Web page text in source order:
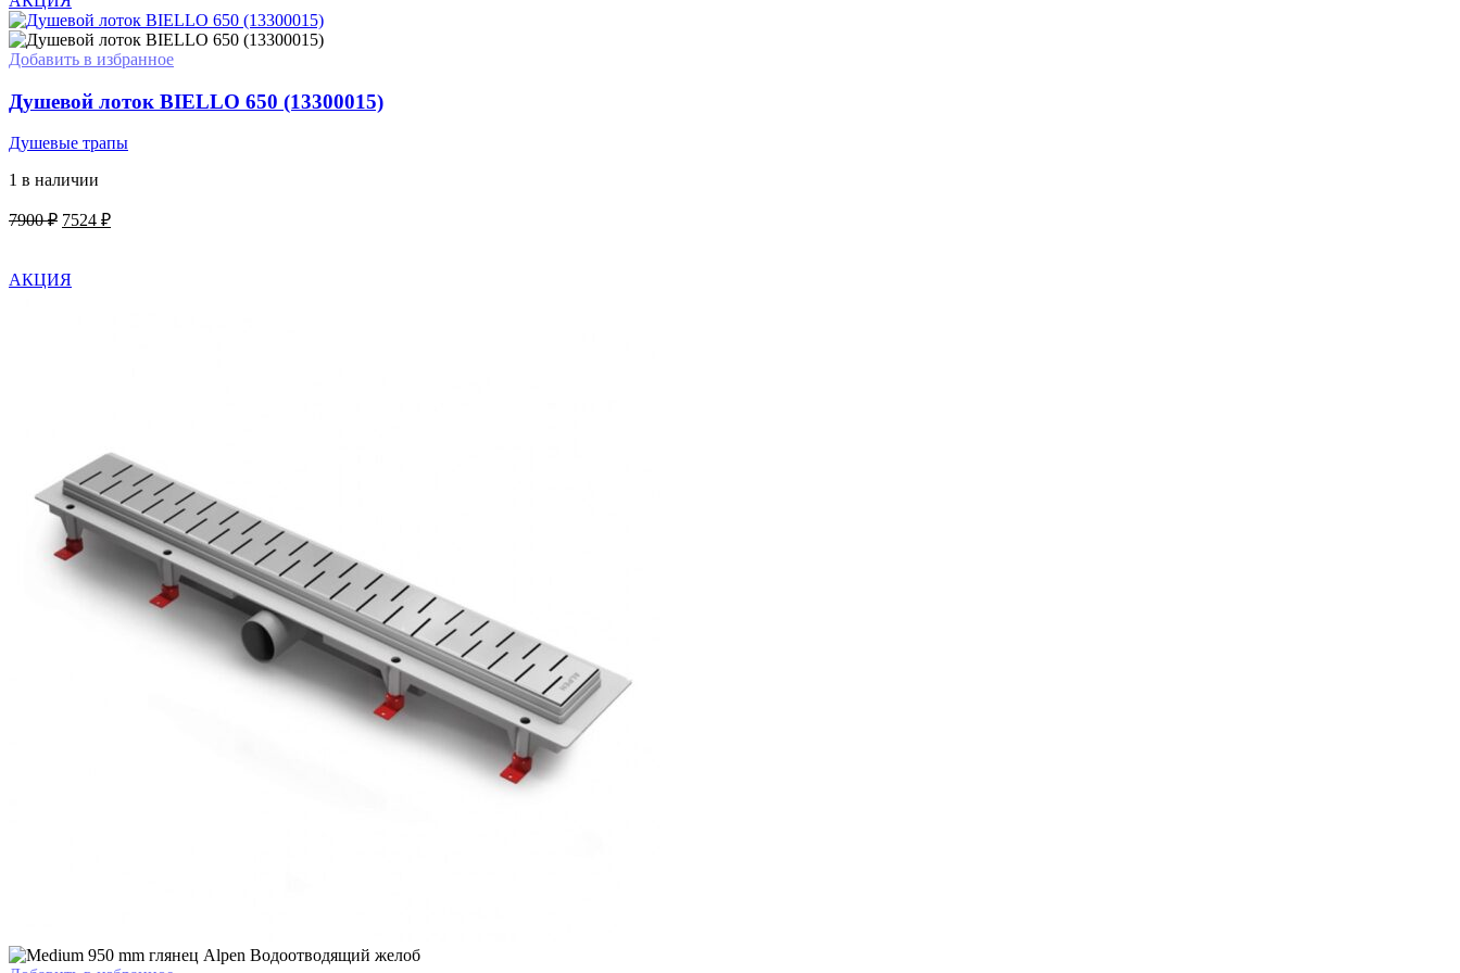
Добавить в избранное
Душевой лоток BIELLO 650 (13300015)
Душевые трапы
1 в наличии
7900₽ Первоначальная
7900 ₽.
7524 ₽Текущая
АКЦИЯ